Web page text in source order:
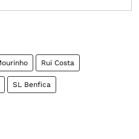
Rui Costa
SL Benfica